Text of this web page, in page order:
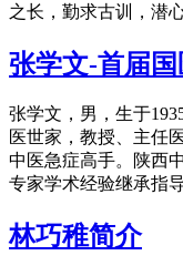
之长，勤求古训，潜
张学文-首届
张学文，男，生于
医世家，教授、主任
中医急症高手。陕西
专家学术经验继承指
林巧稚简介